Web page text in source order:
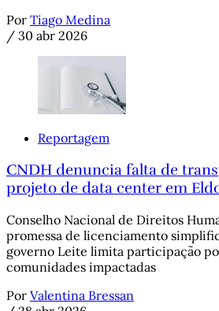
Por Tiago Medina
/ 30 abr 2026
Reportagem
CNDH denuncia falta de
projeto de data center em
Conselho Nacional de Direitos
promessa de licenciamento
governo Leite limita participação
comunidades impactadas
Por Valentina Bressan